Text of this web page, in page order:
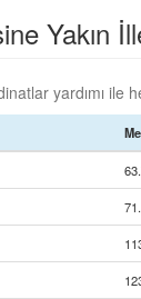
Yakın
yardımı ile